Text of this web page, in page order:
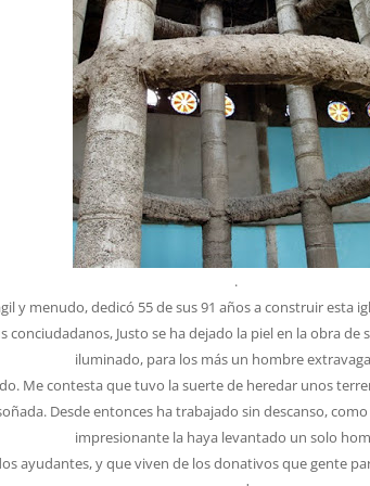
.
y menudo, dedicó 55 de sus 91 años a construir esta
conciudadanos, Justo se ha dejado la piel en la obra
iluminado, para los más un hombre
Me contesta que tuvo la suerte de heredar unos
Desde entonces ha trabajado sin descanso,
impresionante la haya levantado un solo
ayudantes, y que viven de los donativos que gente